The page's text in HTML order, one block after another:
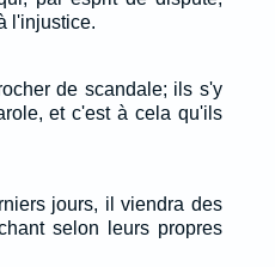
l'injustice.
de scandale; ils s'y
et c'est à cela qu'ils
jours, il viendra des
selon leurs propres